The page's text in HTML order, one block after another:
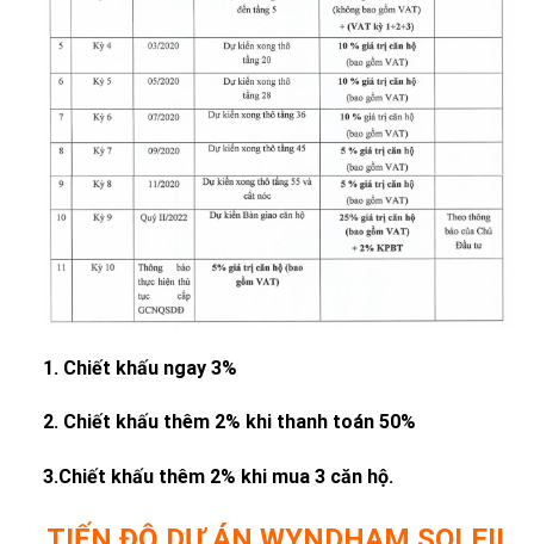
1. Chiết khấu ngay 3%
2. Chiết khấu thêm 2% khi thanh toán 50%
3.Chiết khấu thêm 2% khi mua 3 căn hộ.